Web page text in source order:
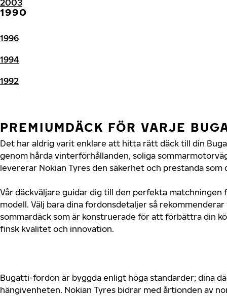
2003
1990
1996
1994
1992
PREMIUMDÄCK FÖR VARJE
Det har aldrig varit enklare att hitta rätt däck till din
genom hårda vinterförhållanden, soliga
levererar Nokian Tyres den säkerhet och prestanda
Vår däckväljare guidar dig till den perfekta
modell. Välj bara dina fordonsdetaljer så
sommardäck som är konstruerade för att förbättra din
finsk kvalitet och innovation.
Bugatti-fordon är byggda enligt höga standarder; dina
hängivenheten. Nokian Tyres bidrar med årtionden av